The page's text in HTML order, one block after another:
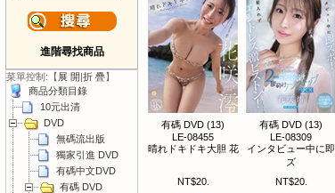
進階尋找商品
菜單控制:【展 開|折 疊】
商品分類目錄
10元出清
DVD
無碼流出版
獨家引進 DVD
有碼中文DVD
有碼 DVD
有碼 DVD (13)
LE-08455
晴れドキドキ大胆 花
NT$20.
有碼 DVD (13)
LE-08309
インタビュー中に即
ズ
NT$20.